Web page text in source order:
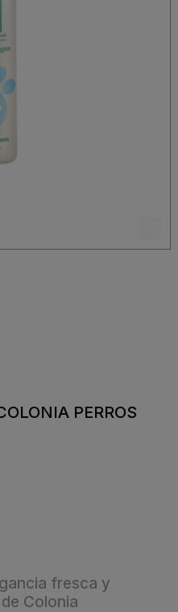
PERROS
fresca y
Colonia